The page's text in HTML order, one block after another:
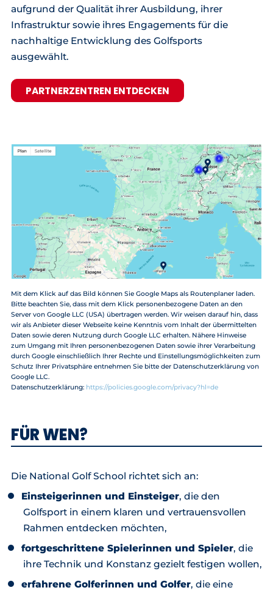
aufgrund der Qualität ihrer Ausbildung, ihrer
Infrastruktur sowie ihres Engagements für die
nachhaltige Entwicklung des Golfsports
ausgewählt.
PARTNERZENTREN ENTDECKEN
Mit dem Klick auf das Bild können Sie Google Maps als Routenplaner laden.
Bitte beachten Sie, dass mit dem Klick personenbezogene Daten an den
Server von Google LLC (USA) übertragen werden. Wir weisen darauf hin, dass
wir als Anbieter dieser Webseite keine Kenntnis vom Inhalt der übermittelten
Daten sowie deren Nutzung durch Google LLC erhalten. Nähere Hinweise
zum Umgang mit Ihren personenbezogenen Daten sowie ihrer Verarbeitung
durch Google einschließlich Ihrer Rechte und Einstellungsmöglichkeiten zum
Schutz Ihrer Privatsphäre entnehmen Sie bitte der Datenschutzerklärung von
Google LLC.
Datenschutzerklärung: https://policies.google.com/privacy?hl=de
FÜR WEN?
Die National Golf School richtet sich an:
Einsteigerinnen und Einsteiger, die den
Golfsport in einem klaren und vertrauensvollen
Rahmen entdecken möchten,
fortgeschrittene Spielerinnen und Spieler, die
ihre Technik und Konstanz gezielt festigen wollen,
erfahrene Golferinnen und Golfer, die eine